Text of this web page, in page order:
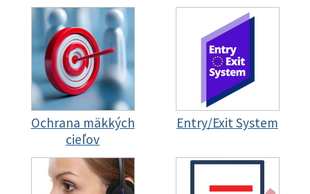
Ochrana mäkkých
cieľov
Entry/Exit System